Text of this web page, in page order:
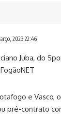
2023 22:46
e Vasco,
pré-contrato